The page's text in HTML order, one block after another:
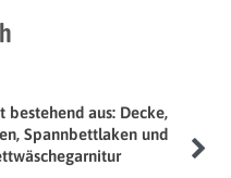
bestehend aus: Decke,
Spannbettlaken und